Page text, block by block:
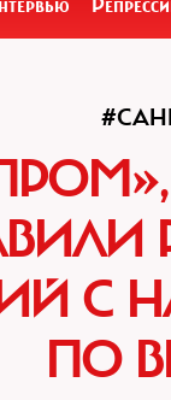
С
ПО